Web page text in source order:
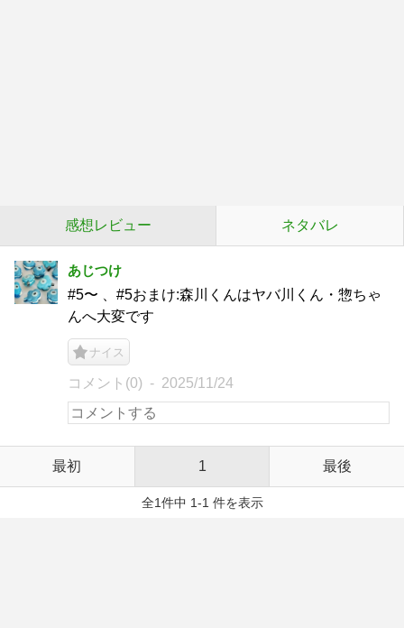
感想レビュー ネタバレ
あじつけ
#5〜 、#5おまけ:森川くんはヤバ川くん・惣ちゃ
んへ大変です
ナイス
コメント(0) 2025/11/24
最初 1 最後
全1件中 1-1 件を表示